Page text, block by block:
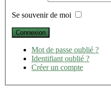
Se souvenir de moi
Mot de passe oublié ?
Identifiant oublié ?
Créer un compte